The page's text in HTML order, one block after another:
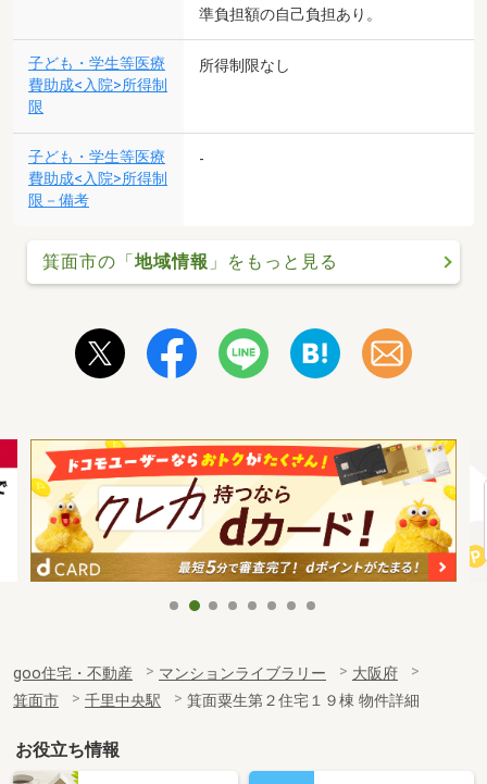
準負担額の自己負担あり。
子ども・学生等医療
費助成<入院>所得制
限
所得制限なし
子ども・学生等医療
費助成<入院>所得制
限－備考
-
箕面市の「 地域情報 」をもっと見る
goo住宅・不動産 マンションライブラリー
大阪府
箕面市
千里中央駅 箕面粟生第２住宅１９棟 物件詳細
お役立ち情報